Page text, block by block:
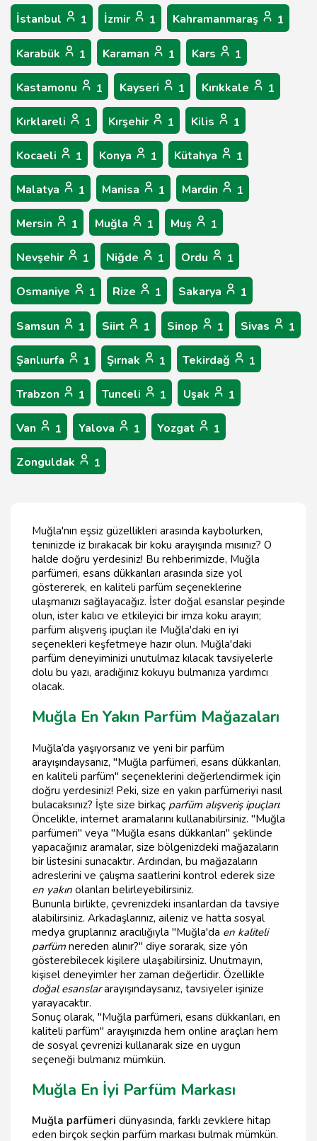
İstanbul 1 İzmir 1 Kahramanmaraş 1
Karabük 1 Karaman 1 Kars 1
Kastamonu 1 Kayseri 1 Kırıkkale 1
Kırklareli 1 Kırşehir 1 Kilis 1
Kocaeli 1 Konya 1 Kütahya 1
Malatya 1 Manisa 1 Mardin 1
Mersin 1 Muğla 1 Muş 1
Nevşehir 1 Niğde 1 Ordu 1
Osmaniye 1 Rize 1 Sakarya 1
Samsun 1 Siirt 1 Sinop 1 Sivas 1
Şanlıurfa 1 Şırnak 1 Tekirdağ 1
Trabzon 1 Tunceli 1 Uşak 1
Van 1 Yalova 1 Yozgat 1
Zonguldak 1
Muğla'nın eşsiz güzellikleri arasında kaybolurken,
teninizde iz bırakacak bir koku arayışında mısınız? O
halde doğru yerdesiniz! Bu rehberimizde, Muğla
parfümeri, esans dükkanları arasında size yol
göstererek, en kaliteli parfüm seçeneklerine
ulaşmanızı sağlayacağız. İster doğal esanslar peşinde
olun, ister kalıcı ve etkileyici bir imza koku arayın;
parfüm alışveriş ipuçları ile Muğla'daki en iyi
seçenekleri keşfetmeye hazır olun. Muğla'daki
parfüm deneyiminizi unutulmaz kılacak tavsiyelerle
dolu bu yazı, aradığınız kokuyu bulmanıza yardımcı
olacak.
Muğla En Yakın Parfüm Mağazaları
Muğla’da yaşıyorsanız ve yeni bir parfüm
arayışındaysanız, "Muğla parfümeri, esans dükkanları,
en kaliteli parfüm" seçeneklerini değerlendirmek için
doğru yerdesiniz! Peki, size en yakın parfümeriyi nasıl
bulacaksınız? İşte size birkaç parfüm alışveriş ipuçları:
Öncelikle, internet aramalarını kullanabilirsiniz. "Muğla
parfümeri" veya "Muğla esans dükkanları" şeklinde
yapacağınız aramalar, size bölgenizdeki mağazaların
bir listesini sunacaktır. Ardından, bu mağazaların
adreslerini ve çalışma saatlerini kontrol ederek size
en yakın olanları belirleyebilirsiniz.
Bununla birlikte, çevrenizdeki insanlardan da tavsiye
alabilirsiniz. Arkadaşlarınız, aileniz ve hatta sosyal
medya gruplarınız aracılığıyla "Muğla'da en kaliteli
parfüm nereden alınır?" diye sorarak, size yön
gösterebilecek kişilere ulaşabilirsiniz. Unutmayın,
kişisel deneyimler her zaman değerlidir. Özellikle
doğal esanslararayışındaysanız, tavsiyeler işinize
yarayacaktır.
Sonuç olarak, "Muğla parfümeri, esans dükkanları, en
kaliteli parfüm" arayışınızda hem online araçları hem
de sosyal çevrenizi kullanarak size en uygun
seçeneği bulmanız mümkün.
Muğla En İyi Parfüm Markası
Muğla parfümeri dünyasında, farklı zevklere hitap
eden birçok seçkin parfüm markası bulmak mümkün.